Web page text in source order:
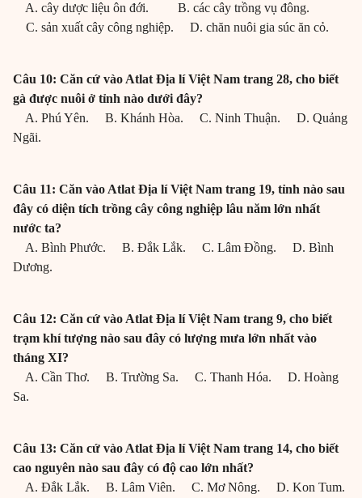
A. cây dược liệu ôn đới. B. các cây trồng vụ đông.
C. sản xuất cây công nghiệp. D. chăn nuôi gia súc ăn cỏ.
Câu 10: Căn cứ vào Atlat Địa lí Việt Nam trang 28, cho biết
gà được nuôi ở tỉnh nào dưới đây?
A. Phú Yên. B. Khánh Hòa. C. Ninh Thuận. D. Quảng
Ngãi.
Câu 11: Căn vào Atlat Địa lí Việt Nam trang 19, tỉnh nào sau
đây có diện tích trồng cây công nghiệp lâu năm lớn nhất
nước ta?
A. Bình Phước. B. Đắk Lắk. C. Lâm Đồng. D. Bình
Dương.
Câu 12: Căn cứ vào Atlat Địa lí Việt Nam trang 9, cho biết
trạm khí tượng nào sau đây có lượng mưa lớn nhất vào
tháng XI?
A. Cần Thơ. B. Trường Sa. C. Thanh Hóa. D. Hoàng
Sa.
Câu 13: Căn cứ vào Atlat Địa lí Việt Nam trang 14, cho biết
cao nguyên nào sau đây có độ cao lớn nhất?
A. Đắk Lắk. B. Lâm Viên. C. Mơ Nông. D. Kon Tum.